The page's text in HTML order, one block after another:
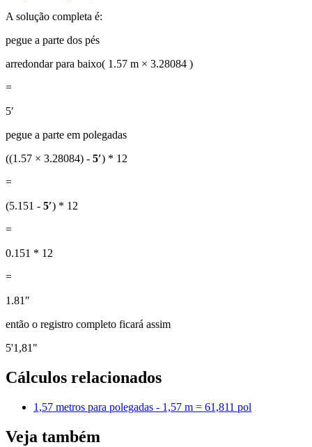
A solução completa é:
pegue a parte dos pés
arredondar para baixo( 1.57 m × 3.28084 )
=
5′
pegue a parte em polegadas
((1.57 × 3.28084) - 5′) * 12
=
(5.151 - 5′) * 12
=
0.151 * 12
=
1.81″
então o registro completo ficará assim
5'1,81"
Cálculos relacionados
1,57 metros para polegadas - 1,57 m = 61,811 pol
Veja também